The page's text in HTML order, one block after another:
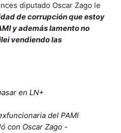
diputado Oscar Zago le
de corrupción que estoy
y además lamento no
vendiendo las
en LN+
del PAMI
con Oscar Zago -